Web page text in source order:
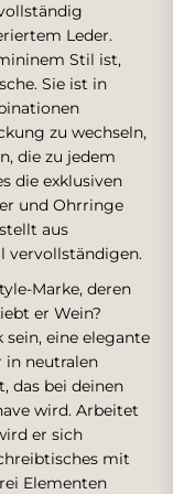
Leder.
Stil ist,
Sie ist in
zu wechseln,
die zu jedem
die exklusiven
und Ohrringe
aus
vervollständigen.
Marke, deren
er Wein?
sein, eine elegante
in neutralen
das bei deinen
wird. Arbeitet
er sich
mit
Elementen